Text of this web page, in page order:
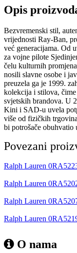
Opis
Bezvremenski stil,
vrijednosti Ray-Ban,
već generacijama. Od
za vojne pilote
čelu kulturnih
nosili slavne osobe i
preuzela ga je 1999.
kolekcija i stilova,
svjetskih brandova. U
Kini i SAD-u uvela
više od fizičkih
bi potrošače
Povezani
Ralph Lauren
Ralph Lauren
Ralph Lauren
Ralph Lauren
O nama